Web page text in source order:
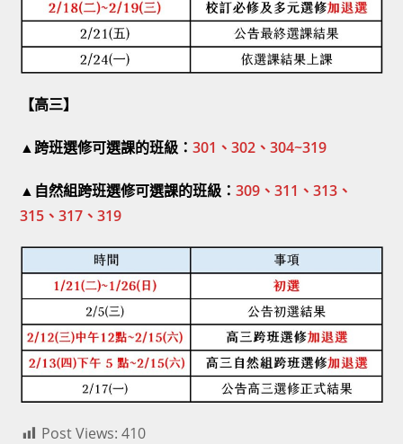
【高三】
▲跨班選修可選課的班級：301、302、304~319
▲自然組跨班選修可選課的班級：309、311、313、
315、317、319
Post Views: 410